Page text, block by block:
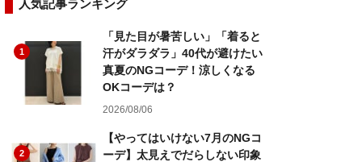
人気記事ランキング
1
「見た目が暑苦しい」「着ると
汗がダラダラ」40代が避けたい
真夏のNGコーデ！涼しくなる
OKコーデは？
2026/08/06
2
【やってはいけない7月のNGコ
ーデ】太見えでだらしない印象